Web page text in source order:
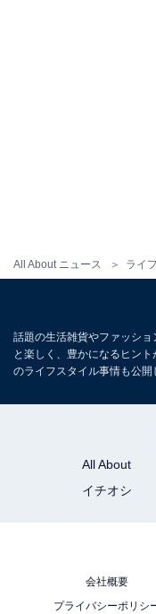
All About ニュース ライフ
・プレスリリース
話題の生活雑貨やファッシ
と楽しく、豊かになるヒン
のライフスタイル事情も公開
All About
イチオシ
会社概要
プライバシーポリシ